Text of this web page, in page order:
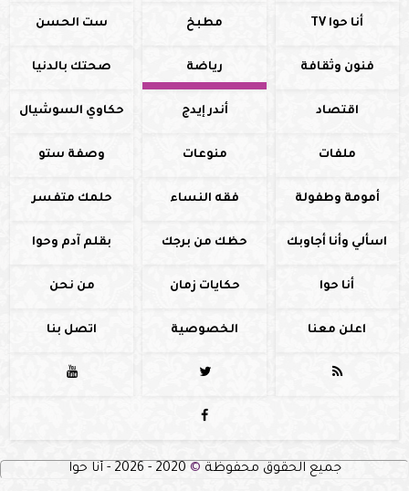
أنا حوا TV مطبخ ست الحسن
فنون وثقافة رياضة صحتك بالدنيا
اقتصاد أندر إيدج حكاوي السوشيال
ملفات منوعات وصفة ستو
أمومة وطفولة فقه النساء حلمك متفسر
اسألي وأنا أجاوبك حظك من برجك بقلم آدم وحوا
أنا حوا حكايات زمان من نحن
اعلن معنا الخصوصية اتصل بنا




جميع الحقوق محفوظة ©